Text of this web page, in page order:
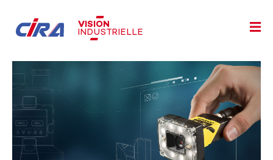
VISION
INDUSTRIELLE